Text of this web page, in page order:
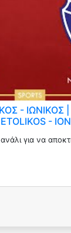
- ΙΩΝΙΚΟΣ
-
για να